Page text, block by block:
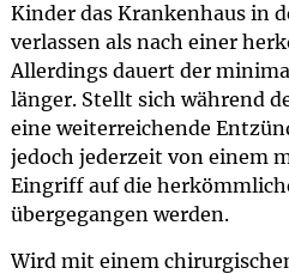
Kinder das Krankenhaus in
verlassen als nach einer
Allerdings dauert der
länger. Stellt sich während
eine weiterreichende
jedoch jederzeit von einem
Eingriff auf die
übergegangen werden.
Wird mit einem